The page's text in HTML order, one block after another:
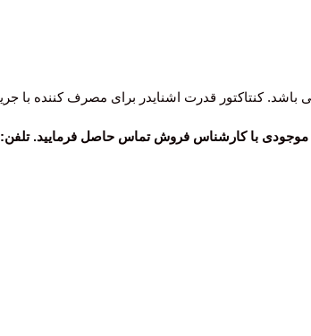
فروش تماس حاصل فرمایید. تلفن: 45-03133932039 داخلی (113)